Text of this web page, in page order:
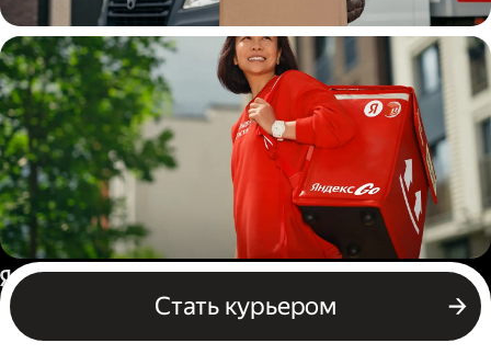
Водитель
грузовой машины
Пеший курьер
Стать курьером
Россия
Бизнесу